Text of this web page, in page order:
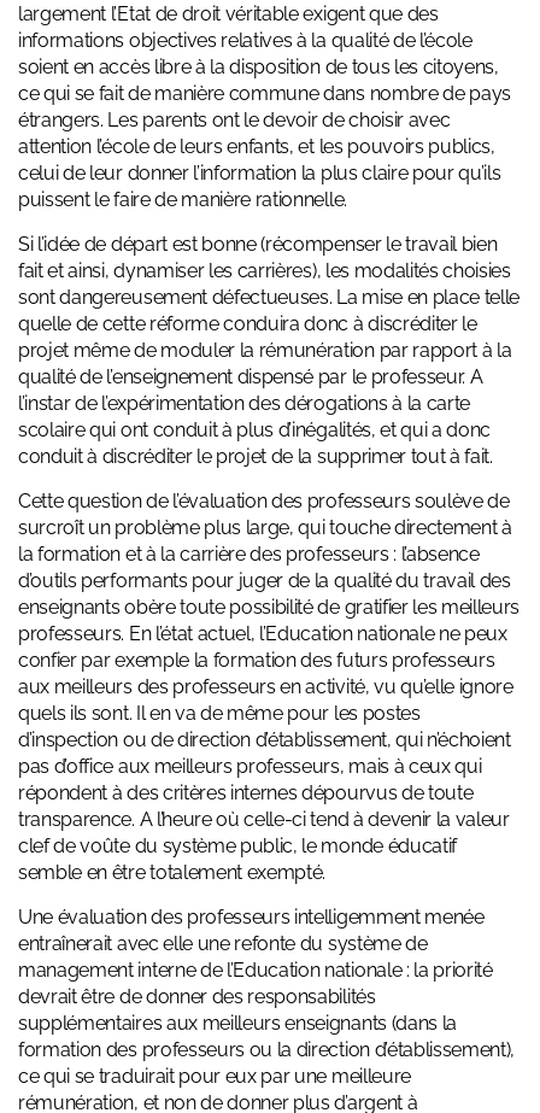
largement l’Etat de droit véritable exigent que des
informations objectives relatives à la qualité de l’école
soient en accès libre à la disposition de tous les citoyens,
ce qui se fait de manière commune dans nombre de pays
étrangers. Les parents ont le devoir de choisir avec
attention l’école de leurs enfants, et les pouvoirs publics,
celui de leur donner l’information la plus claire pour qu’ils
puissent le faire de manière rationnelle.
Si l’idée de départ est bonne (récompenser le travail bien
fait et ainsi, dynamiser les carrières), les modalités choisies
sont dangereusement défectueuses. La mise en place telle
quelle de cette réforme conduira donc à discréditer le
projet même de moduler la rémunération par rapport à la
qualité de l’enseignement dispensé par le professeur. A
l’instar de l’expérimentation des dérogations à la carte
scolaire qui ont conduit à plus d’inégalités, et qui a donc
conduit à discréditer le projet de la supprimer tout à fait.
Cette question de l’évaluation des professeurs soulève de
surcroît un problème plus large, qui touche directement à
la formation et à la carrière des professeurs : l’absence
d’outils performants pour juger de la qualité du travail des
enseignants obère toute possibilité de gratifier les meilleurs
professeurs. En l’état actuel, l’Education nationale ne peux
confier par exemple la formation des futurs professeurs
aux meilleurs des professeurs en activité, vu qu’elle ignore
quels ils sont. Il en va de même pour les postes
d’inspection ou de direction d’établissement, qui n’échoient
pas d’office aux meilleurs professeurs, mais à ceux qui
répondent à des critères internes dépourvus de toute
transparence. A l’heure où celle-ci tend à devenir la valeur
clef de voûte du système public, le monde éducatif
semble en être totalement exempté.
Une évaluation des professeurs intelligemment menée
entraînerait avec elle une refonte du système de
management interne de l’Education nationale : la priorité
devrait être de donner des responsabilités
supplémentaires aux meilleurs enseignants (dans la
formation des professeurs ou la direction d’établissement),
ce qui se traduirait pour eux par une meilleure
rémunération, et non de donner plus d’argent à